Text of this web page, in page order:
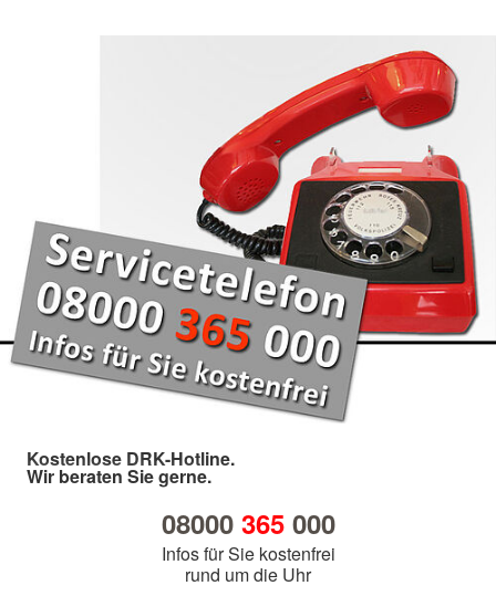
Kostenlose DRK-Hotline.
Wir beraten Sie gerne.
08000 365000
Infos für Sie kostenfrei
rund um die Uhr